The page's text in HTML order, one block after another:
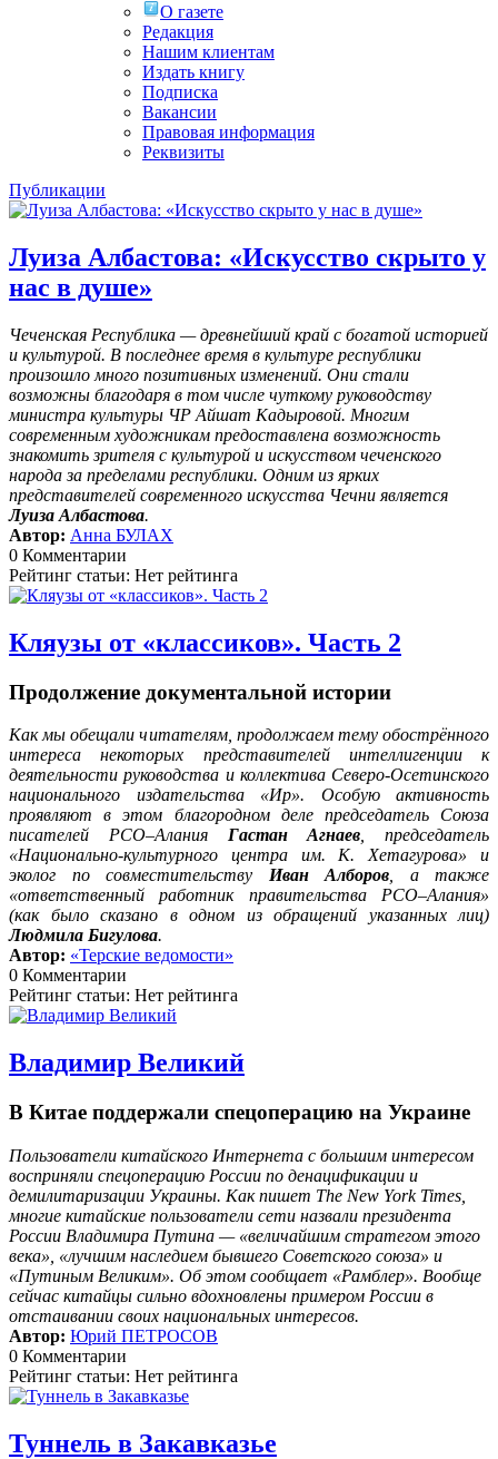
О газете
Редакция
Нашим клиентам
Издать книгу
Подписка
Вакансии
Правовая информация
Реквизиты
Публикации
Луиза Албастова: «Искусство скрыто у
нас в душе»
Чеченская Республика — древнейший край с богатой историей
и культурой. В последнее время в культуре республики
произошло много позитивных изменений. Они стали
возможны благодаря в том числе чуткому руководству
министра культуры ЧР Айшат Кадыровой. Многим
современным художникам предоставлена возможность
знакомить зрителя с культурой и искусством чеченского
народа за пределами республики. Одним из ярких
представителей современного искусства Чечни является
Луиза Албастова.
Автор: Анна БУЛАХ
0 Комментарии
Рейтинг статьи: Нет рейтинга
Кляузы от «классиков». Часть 2
Продолжение документальной истории
Как мы обещали читателям, продолжаем тему обострённого
интереса некоторых представителей интеллигенции к
деятельности руководства и коллектива Северо-Осетинского
национального издательства «Ир». Особую активность
проявляют в этом благородном деле председатель Союза
писателей РСО–Алания Гастан Агнаев , председатель
«Национально-культурного центра им. К. Хетагурова» и
эколог по совместительству Иван Алборов , а также
«ответственный работник правительства РСО–Алания»
(как было сказано в одном из обращений указанных лиц)
Людмила Бигулова.
Автор: «Терские ведомости»
0 Комментарии
Рейтинг статьи: Нет рейтинга
Владимир Великий
В Китае поддержали спецоперацию на Украине
Пользователи китайского Интернета с большим интересом
восприняли спецоперацию России по денацификации и
демилитаризации Украины. Как пишет The New York Times,
многие китайские пользователи сети назвали президента
России Владимира Путина — «величайшим стратегом этого
века», «лучшим наследием бывшего Советского союза» и
«Путиным Великим». Об этом сообщает «Рамблер». Вообще
сейчас китайцы сильно вдохновлены примером России в
отстаивании своих национальных интересов.
Автор: Юрий ПЕТРОСОВ
0 Комментарии
Рейтинг статьи: Нет рейтинга
Туннель в Закавказье